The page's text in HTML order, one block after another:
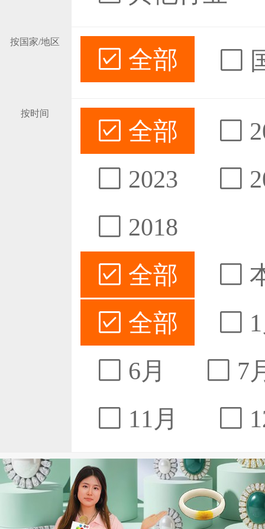
按国家/地区
全部
按时间
全部
2023
2018
全部
全部
6月
7
11月